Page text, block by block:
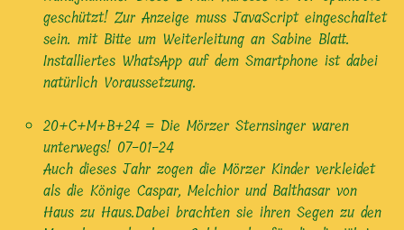
geschützt! Zur Anzeige muss JavaScript eingeschaltet
sein. mit Bitte um Weiterleitung an Sabine Blatt.
Installiertes WhatsApp auf dem Smartphone ist dabei
natürlich Voraussetzung.
20+C+M+B+24 = Die Mörzer Sternsinger waren
unterwegs! 07-01-24
Auch dieses Jahr zogen die Mörzer Kinder verkleidet
als die Könige Caspar, Melchior und Balthasar von
Haus zu Haus.Dabei brachten sie ihren Segen zu den